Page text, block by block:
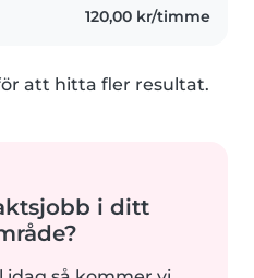
120,00 kr/timme
att hitta fler resultat.
i ditt